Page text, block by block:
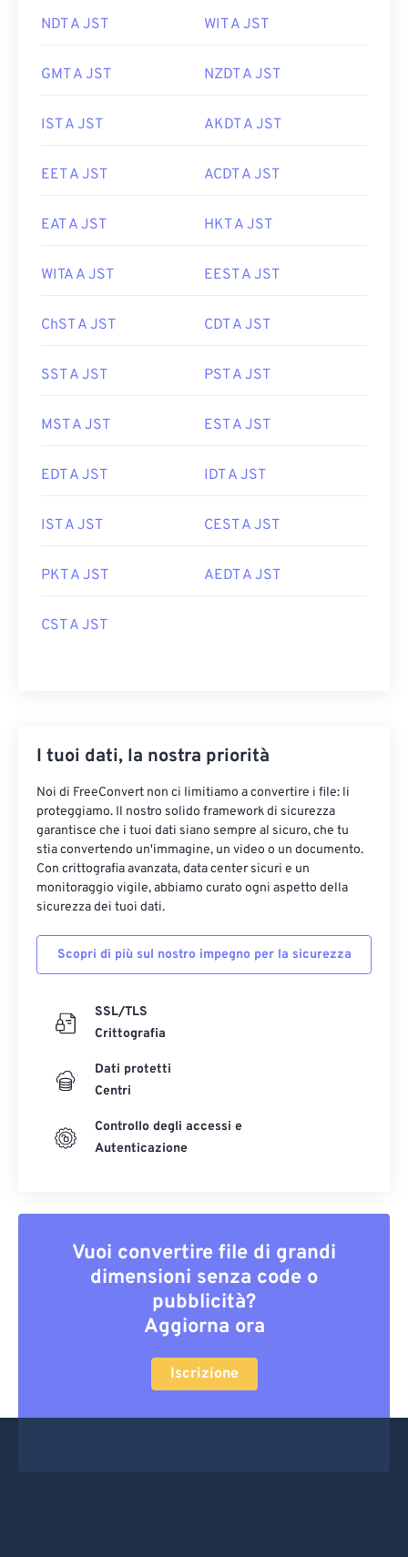
NDT A JST WIT A JST
GMT A JST NZDT A JST
IST A JST AKDT A JST
EET A JST ACDT A JST
EAT A JST HKT A JST
WITA A JST EEST A JST
ChST A JST CDT A JST
SST A JST PST A JST
MST A JST EST A JST
EDT A JST IDT A JST
IST A JST CEST A JST
PKT A JST AEDT A JST
CST A JST
I tuoi dati, la nostra priorità
Noi di FreeConvert non ci limitiamo a convertire i file: li
proteggiamo. Il nostro solido framework di sicurezza
garantisce che i tuoi dati siano sempre al sicuro, che tu
stia convertendo un'immagine, un video o un documento.
Con crittografia avanzata, data center sicuri e un
monitoraggio vigile, abbiamo curato ogni aspetto della
sicurezza dei tuoi dati.
Scopri di più sul nostro impegno per la sicurezza
SSL/TLS
Crittografia
Dati protetti
Centri
Controllo degli accessi e
Autenticazione
Vuoi convertire file di grandi
dimensioni senza code o
pubblicità?
Aggiorna ora
Iscrizione